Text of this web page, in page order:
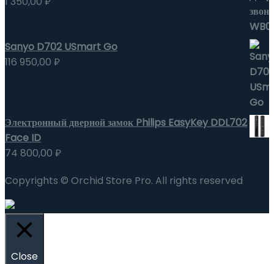
Sanyo D702 USmart Go
116 950,00 ₽
Электронный дверной замок Philips EasyKey DDL702
Face ID
74 800,00 ₽
Copyrights © Orchid Store Pro. All rights reserved
Close